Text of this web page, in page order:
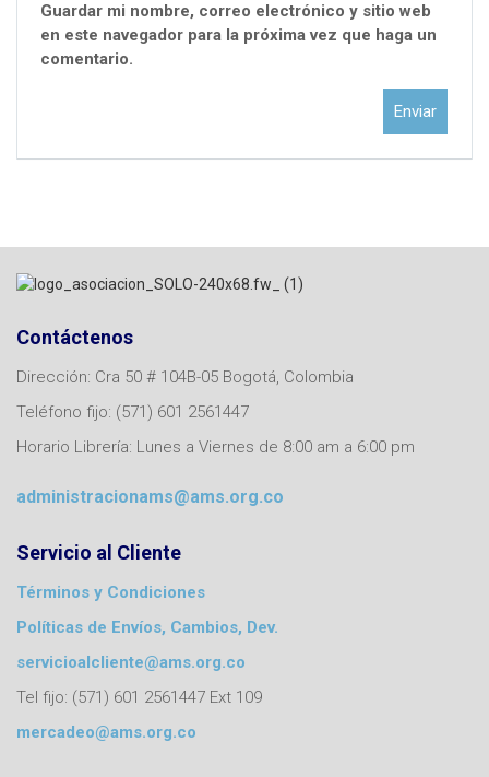
Guardar mi nombre, correo electrónico y sitio web
en este navegador para la próxima vez que haga un
comentario.
Contáctenos
Dirección: Cra 50 # 104B-05 Bogotá, Colombia
Teléfono fijo: (571) 601 2561447
Horario Librería: Lunes a Viernes de 8:00 am a 6:00 pm
administracionams@ams.org.co
Servicio al Cliente
Términos y Condiciones
Políticas de Envíos, Cambios, Dev.
servicioalcliente@ams.org.co
Tel fijo: (571) 601 2561447 Ext 109
mercadeo@ams.org.co